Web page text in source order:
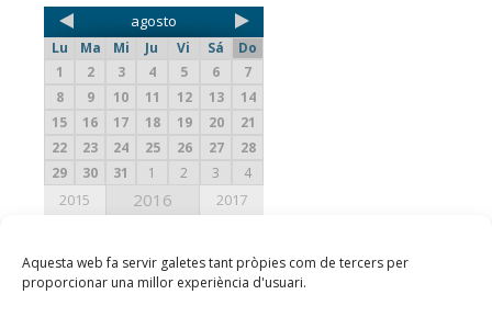
Aquesta web fa servir galetes tant pròpies com de tercers per
proporcionar una millor experiència d'usuari.
agosto
Lu Ma Mi Ju Vi Sá
Do
1
2 3 4 5 6
7
8
9 10 11 12 13
14
15
16 17 18 19 20
21
22
23 24 25 26 27
28
29
30 31 1 2 3 4
2015 2016 2017